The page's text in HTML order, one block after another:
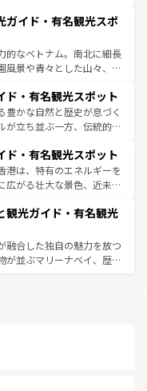
、バラエティ豊かな料理
の自然美を楽しむことが
絶品のストリートフード
っている。夜には、韓国な
きる。あたたかいホスピタ
なお、新着の韓国情報はコンテンツ一
ガイド・有名観光スポ
的なベトナム。南北に細長
風景や青々とした山々、世
ハノイの古い町並みやホ
の建物も、独特の雰囲気を
ティの豊かさとおいしさで
ナムコーヒーなどは、ぜ
を訪れてもあたたかい人々
きっと忘れられない旅にな
ド・有名観光スポット
豊かな自然と歴史が息づく
が立ち並ぶ一方、伝統的な
チェンマイなどの山岳地
プーケットやクラビの美し
むことができる。タイ料理
どの季節にも異なる楽しみ
の人々、仏教を中心とし
が、訪れる旅人を魅了し続
コンテンツ一覧を参照して
ド・有名観光スポット
港は、特有のエネルギーを
広がる壮大な景色、近未来
ず。観光スポットが密集し
るのも魅力。息をのむよ
、香港を存分に楽しみ尽く
コンテンツ一覧を参照して
観光ガイド・有名観光
融合した独自の魅力を放つ
が並ぶマリーナベイ、歴史
しめる外せないスポット